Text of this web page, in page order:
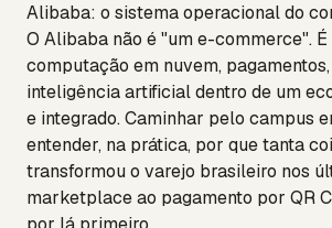
Alibaba: o sistema operacional do
O Alibaba não é "um e-commerce".
computação em nuvem,
inteligência artificial dentro de um
e integrado. Caminhar pelo campus
entender, na prática, por que tanta
transformou o varejo brasileiro nos
marketplace ao pagamento por QR